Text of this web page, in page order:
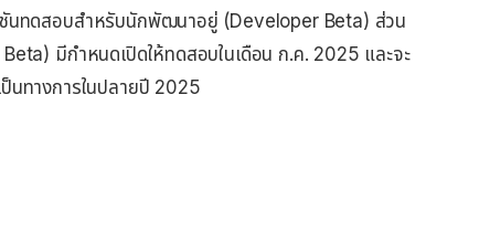
นทดสอบสำหรับนักพัฒนาอยู่ (Developer Beta) ส่วน
มีกำหนดเปิดให้ทดสอบในเดือน ก.ค. 2025 และจะ
ป็นทางการในปลายปี 2025